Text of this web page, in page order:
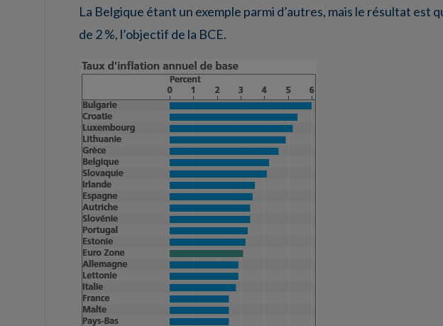
La Belgique étant un exemple parmi d’autres, mais le résultat est
de 2 %, l’objectif de la BCE.